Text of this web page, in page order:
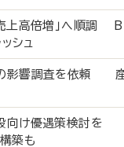
上高倍増」へ順調
シュ
影響調査を依頼 産
向け優遇策検討を
築も